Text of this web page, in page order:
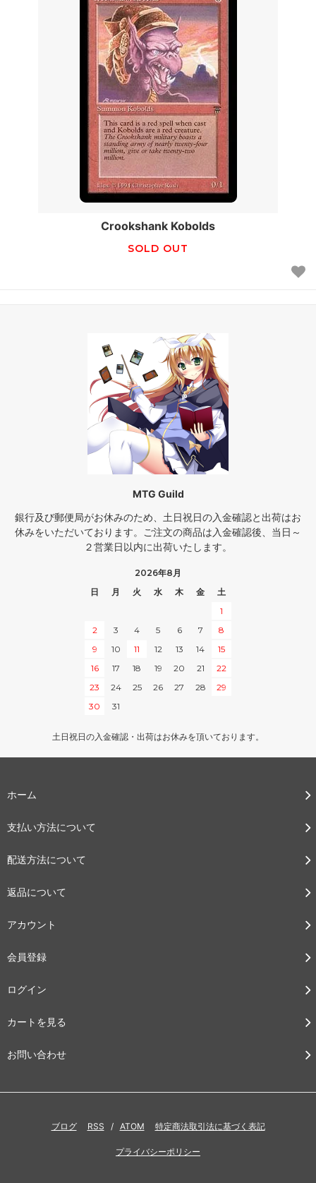
Crookshank Kobolds
SOLD OUT
MTG Guild
銀行及び郵便局がお休みのため、土日祝日の入金確認と出荷はお
休みをいただいております。ご注文の商品は入金確認後、当日～
２営業日以内に出荷いたします。
2026年8月
日
月 火 水 木 金
土
1
2
3 4 5 6 7
8
9
10 11 12 13 14
15
16
17 18 19 20 21
22
23
24 25 26 27 28
29
30
31
土日祝日の入金確認・出荷はお休みを頂いております。
ホーム
支払い方法について
配送方法について
返品について
アカウント
会員登録
ログイン
カートを見る
お問い合わせ
ブログ RSS / ATOM 特定商法取引法に基づく表記
プライバシーポリシー